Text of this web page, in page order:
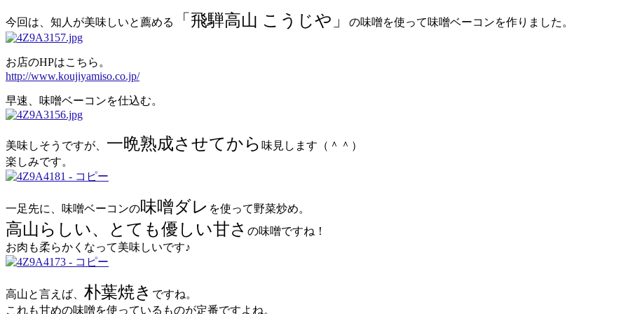
今回は、知人が美味しいと薦める 「飛騨高山 こうじや」 の味噌を使って味噌ベーコンを作りました。
お店のHPはこちら。
http://www.koujiyamiso.co.jp/
早速、味噌ベーコンを仕込む。
美味しそうですが、 一晩熟成させてから 味見します（＾＾）
楽しみです。
一足先に、味噌ベーコンの味噌ダレ を使って野菜炒め。
高山らしい、とても優しい甘さ の味噌ですね！
お肉も柔らかくなって美味しいです♪
高山と言えば、 朴葉焼き ですね。
これも甘めの味噌を使っているものが定番ですよね。